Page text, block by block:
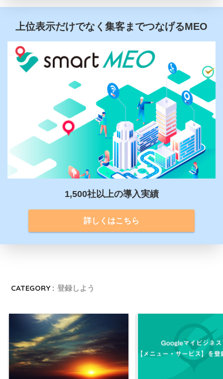
上位表示だけでなく集客までつなげるMEO
1,500社以上の導入実績
詳しくはこちら
CATEGORY : 登録しよう